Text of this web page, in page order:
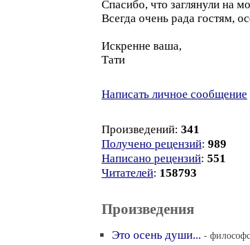
Спасибо, что заглянули на
Всегда очень рада гостям,
Искренне ваша,
Тати
Написать личное сообщение
Произведений: 341
Получено рецензий: 989
Написано рецензий: 551
Читателей: 158793
Произведения
Это осень души... -